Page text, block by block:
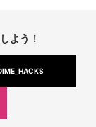
よう！